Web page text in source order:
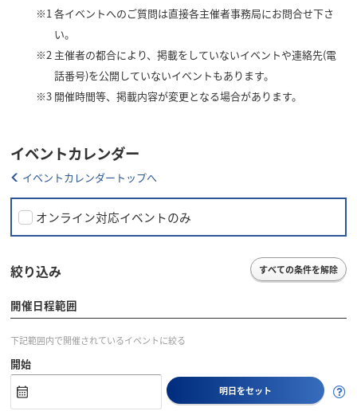
※1各イベントへのご質問は直接各主催者事務局にお問合せ下さ
い。
※2 主催者の都合により、掲載をしていないイベントや連絡先(電
話番号)を公開していないイベントもあります。
※3 開催時間等、掲載内容が変更となる場合があります。
イベントカレンダー
イベントカレンダートップへ
オンライン対応イベントのみ
絞り込み すべての条件を解除
開催日程範囲
下記範囲内で開催されているイベントに絞る
開始
明日をセット